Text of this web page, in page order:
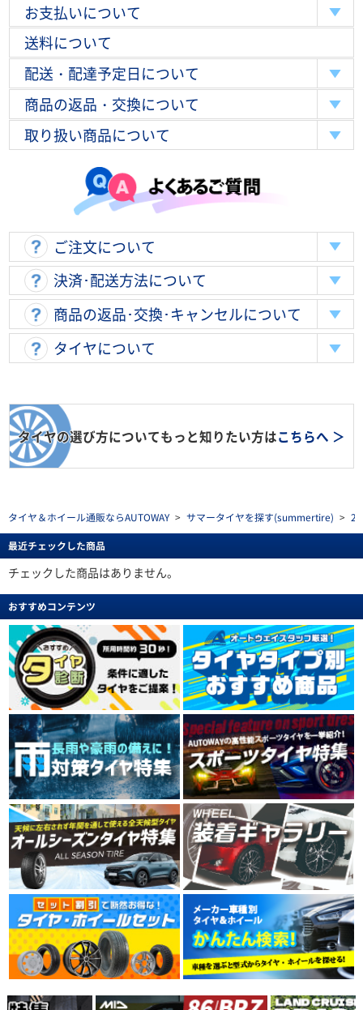
お支払いについて
送料について
配送・配達予定日について
商品の返品・交換について
取り扱い商品について
ご注文について
決済･配送方法について
商品の返品･交換･キャンセルについて
タイヤについて
タイヤの選び方についてもっと知りたい方はこちらへ ＞
タイヤ＆ホイール通販ならAUTOWAY > サマータイヤを探す(summertire) >
最近チェックした商品
チェックした商品はありません。
おすすめコンテンツ